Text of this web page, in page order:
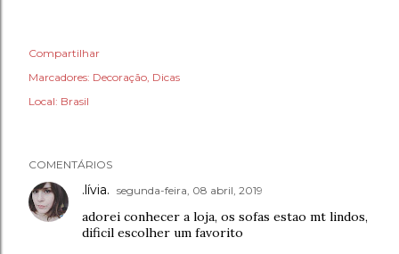
Compartilhar
Marcadores: Decoração Dicas
Local: Brasil
COMENTÁRIOS
.lívia. segunda-feira, 08 abril, 2019
adorei conhecer a loja, os sofas estao mt lindos,
dificil escolher um favorito